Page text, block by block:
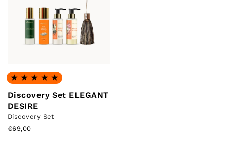
Hodnotenie: 5.0 z 5
Discovery Set ELEGANT
DESIRE
Discovery Set
€69,00